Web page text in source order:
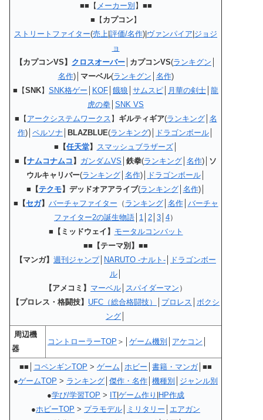
■■【 メーカー別 】■■
■【 カプコン】
ストリートファイター(売上 評価/名作)| ヴァンパイア ジョジ
ョ
【カプコンVS】 クロスオーバー │カプコンVS(ランキグン
名作)│ マーベル(ランキグン 名作)
■【SNK】 SNK格ゲー KOF 餓狼 サムスピ 月華の剣士 龍
虎の拳 SNK VS
■【 アークシステムワークス 】 ギルティギア(ランキング│ 名
作)│ ペルソナ BLAZBLUE(ランキング)│ ドラゴンボール
■ 【任天堂】 スマッシュブラザーズ│
■ 【ナムコナムコ 】 ガンダムVS 鉄拳(ランキング 名作)│ ソ
ウルキャリバー(ランキング│ 名作)│ ドラゴンボール│
■ 【テクモ】デッドオアアライブ(ランキング│ 名作)│
■ 【セガ】 バーチャファイター （ ランキング│ 名作│ バーチャ
ファイター2の誕生物語 1 2 3 4）
■【ミッドウェイ】 モータルコンバット
■■【テーマ別】■■
【マンガ】 週刊ジャンプ│ NARUTO -ナルト-
ドラゴンボー
ル│
【アメコミ】 マーベル スパイダーマン ）
【プロレス・格闘技】 UFC（総合格闘技） プロレス
ボクシ
ング
周辺機
器
コントローラーTOP ＞│ ゲーム機別 アケコン
■■│ コペンギンTOP > ゲーム ホビー 書籍・マンガ│■■
●ゲームTOP > ランキング 傑作・名作 機種別
ジャンル別
●学び/学習TOP > IT ゲーム作り HP作成
●ホビーTOP > プラモデル ミリタリー
エアガン